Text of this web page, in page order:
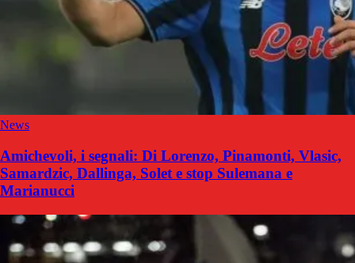
News
Amichevoli, i segnali: Di Lorenzo, Pinamonti, Vlasic,
Samardzic, Dallinga, Solet e stop Sulemana e
Marianucci